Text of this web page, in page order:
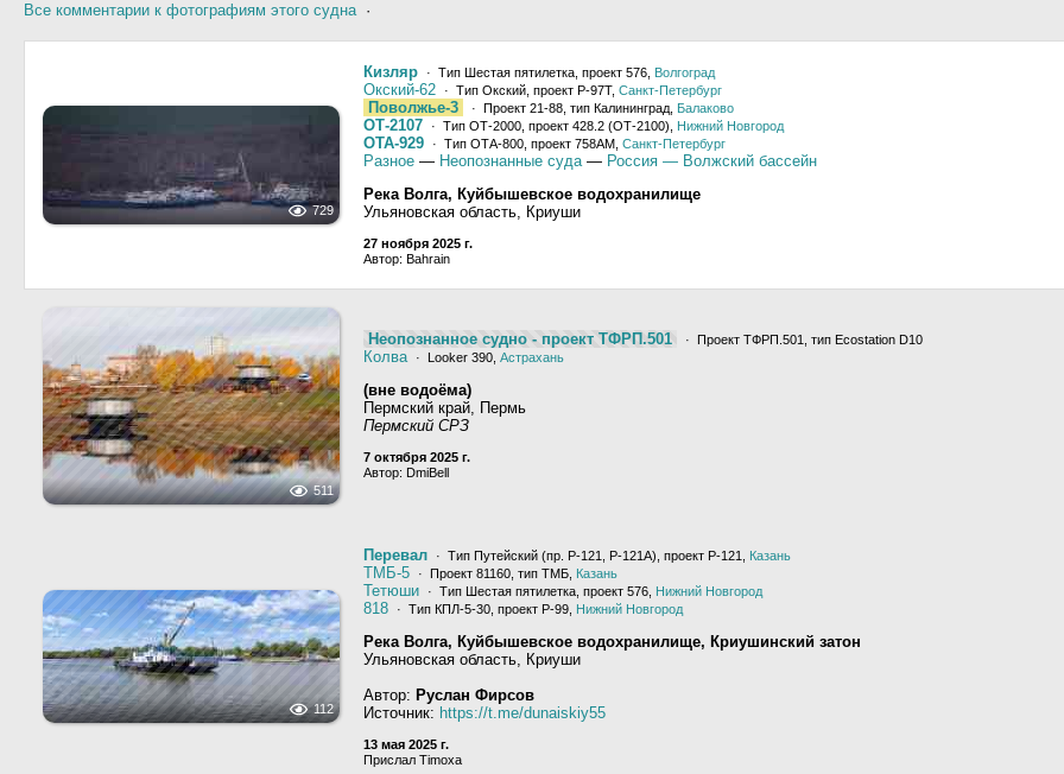
Все комментарии к фотографиям этого судна·
729
Кизляр · Тип Шестая пятилетка, проект 576, Волгоград
Окский-62 · Тип Окский, проект Р-97Т, Санкт-Петербург
Поволжье-3 · Проект 21-88, тип Калининград, Балаково
ОТ-2107 · Тип ОТ-2000, проект 428.2 (ОТ-2100), Нижний Новгород
ОТА-929 · Тип ОТА-800, проект 758АМ, Санкт-Петербург
Разное — Неопознанные суда— Россия — Волжский бассейн
Река Волга, Куйбышевское водохранилище
Ульяновская область, Криуши
27 ноября 2025 г.
Автор: Bahrain
511
Неопознанное судно - проект ТФРП.501 · Проект ТФРП.501, тип Ecostation D10
Колва · Looker 390, Астрахань
(вне водоёма)
Пермский край, Пермь
Пермский СРЗ
7 октября 2025 г.
Автор: DmiBell
112
Перевал · Тип Путейский (пр. Р-121, Р-121А), проект Р-121, Казань
ТМБ-5 · Проект 81160, тип ТМБ, Казань
Тетюши · Тип Шестая пятилетка, проект 576, Нижний Новгород
818 · Тип КПЛ-5-30, проект Р-99, Нижний Новгород
Река Волга, Куйбышевское водохранилище, Криушинский затон
Ульяновская область, Криуши
Автор: Руслан Фирсов
Источник: https://t.me/dunaiskiy55
13 мая 2025 г.
Прислал Timoxa